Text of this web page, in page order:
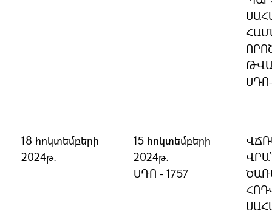
18 հոկտեմբերի
2024թ.
15 հոկտեմբերի
2024թ.
ՍԴՈ - 1757